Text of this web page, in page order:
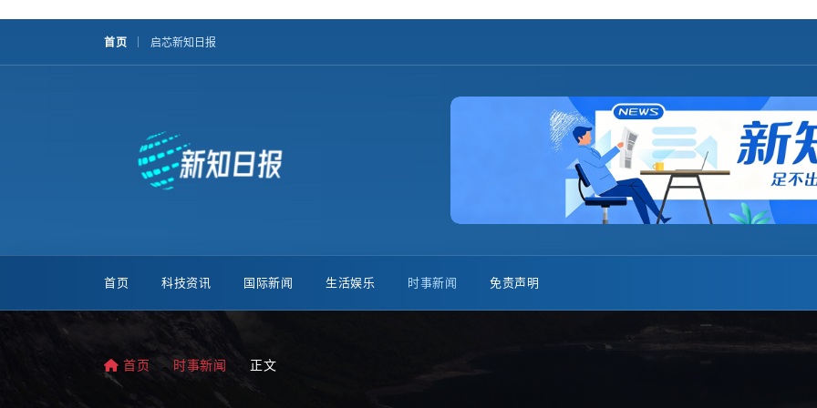
首页 启芯新知日报
首页 科技资讯 国际新闻 生活娱乐 时事新闻 免责声明
首页 时事新闻 正文